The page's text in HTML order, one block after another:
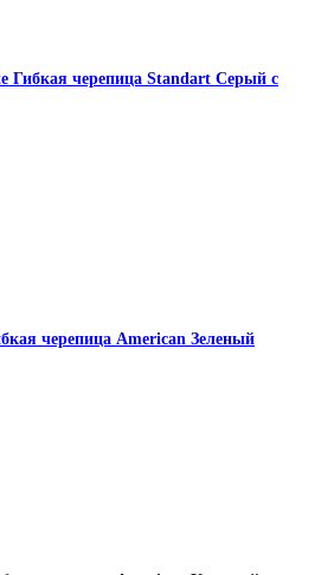
Гибкая черепица Standart Серый с
черепица American Зеленый